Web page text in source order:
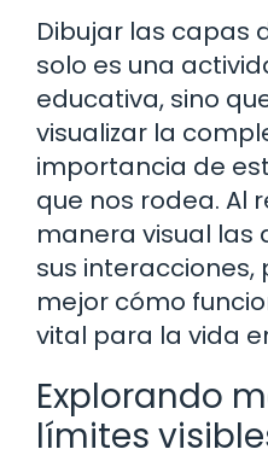
Dibujar las capas
solo es una
educativa, sino
visualizar la
importancia de
que nos rodea. Al
manera visual las
sus
mejor cómo
vital para la vida
Explorando
límites